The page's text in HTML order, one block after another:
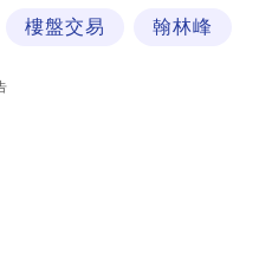
樓盤交易 翰林峰